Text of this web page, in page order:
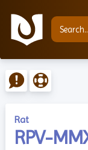
Rat
RPV-